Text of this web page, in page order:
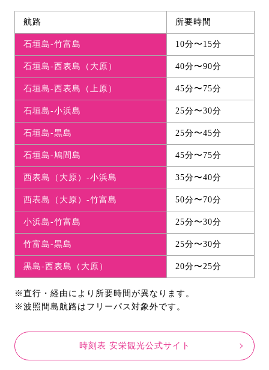
航路 所要時間
石垣島-竹富島 10分〜15分
石垣島-西表島（大原） 40分〜90分
石垣島-西表島（上原） 45分〜75分
石垣島-小浜島 25分〜30分
石垣島-黒島 25分〜45分
石垣島-鳩間島 45分〜75分
西表島（大原）-小浜島 35分〜40分
西表島（大原）-竹富島 50分〜70分
小浜島-竹富島 25分〜30分
竹富島-黒島 25分〜30分
黒島-西表島（大原） 20分〜25分
※直行・経由により所要時間が異なります。
※波照間島航路はフリーパス対象外です。
時刻表 安栄観光公式サイト